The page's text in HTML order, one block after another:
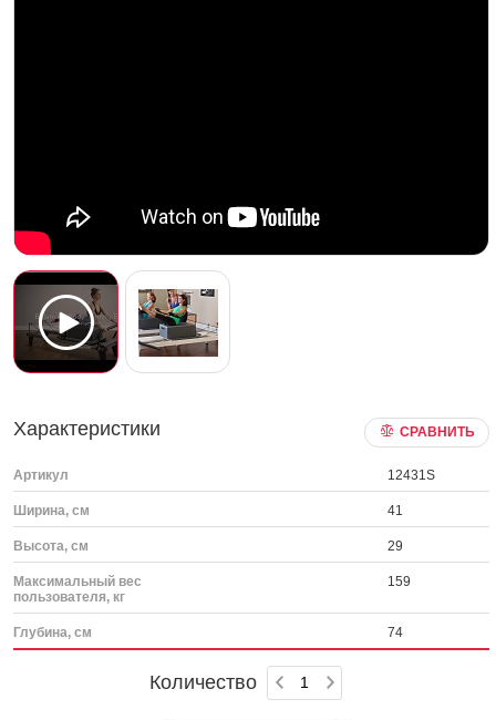
Характеристики СРАВНИТЬ
Артикул 12431S
Ширина, см 41
Высота, см 29
Максимальный вес
пользователя, кг
159
Глубина, см 74
Количество